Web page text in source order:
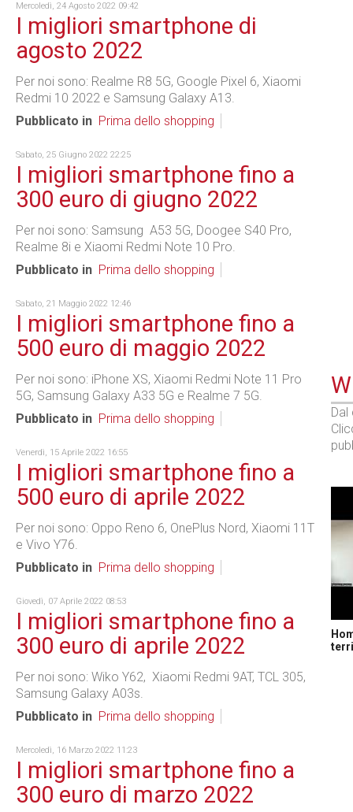
Mercoledì, 24 Agosto 2022 09:42
I migliori smartphone di
agosto 2022
Per noi sono: Realme R8 5G, Google Pixel 6, Xiaomi
Redmi 10 2022 e Samsung Galaxy A13.
Pubblicato in Prima dello shopping
Sabato, 25 Giugno 2022 22:25
I migliori smartphone fino a
300 euro di giugno 2022
Per noi sono: Samsung A53 5G, Doogee S40 Pro,
Realme 8i e Xiaomi Redmi Note 10 Pro.
Pubblicato in Prima dello shopping
Sabato, 21 Maggio 2022 12:46
I migliori smartphone fino a
500 euro di maggio 2022
Per noi sono: iPhone XS, Xiaomi Redmi Note 11 Pro
5G, Samsung Galaxy A33 5G e Realme 7 5G.
Pubblicato in Prima dello shopping
Venerdì, 15 Aprile 2022 16:55
I migliori smartphone fino a
500 euro di aprile 2022
Per noi sono: Oppo Reno 6, OnePlus Nord, Xiaomi 11T
e Vivo Y76.
Pubblicato in Prima dello shopping
Giovedì, 07 Aprile 2022 08:53
I migliori smartphone fino a
300 euro di aprile 2022
Per noi sono: Wiko Y62, Xiaomi Redmi 9AT, TCL 305,
Samsung Galaxy A03s.
Pubblicato in Prima dello shopping
Mercoledì, 16 Marzo 2022 11:23
I migliori smartphone fino a
300 euro di marzo 2022